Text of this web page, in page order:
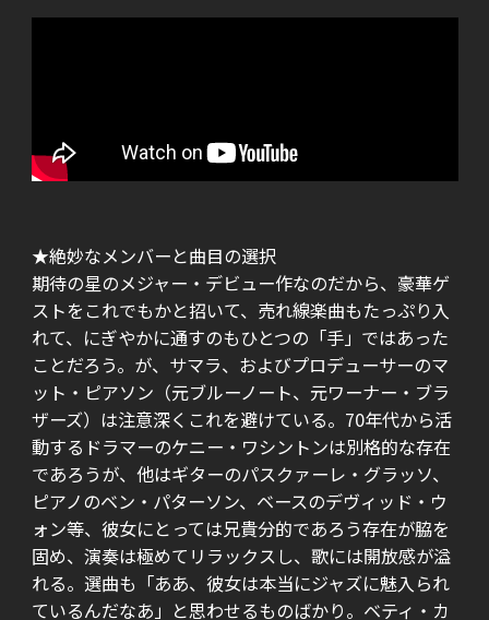
★絶妙なメンバーと曲目の選択
期待の星のメジャー・デビュー作なのだから、豪華ゲ
ストをこれでもかと招いて、売れ線楽曲もたっぷり入
れて、にぎやかに通すのもひとつの「手」ではあった
ことだろう。が、サマラ、およびプロデューサーのマ
ット・ピアソン（元ブルーノート、元ワーナー・ブラ
ザーズ）は注意深くこれを避けている。70年代から活
動するドラマーのケニー・ワシントンは別格的な存在
であろうが、他はギターのパスクァーレ・グラッソ、
ピアノのベン・パターソン、ベースのデヴィッド・ウ
ォン等、彼女にとっては兄貴分的であろう存在が脇を
固め、演奏は極めてリラックスし、歌には開放感が溢
れる。選曲も「ああ、彼女は本当にジャズに魅入られ
ているんだなあ」と思わせるものばかり。ベティ・カ